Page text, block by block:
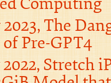
The
Pre-GPT4
Stretch